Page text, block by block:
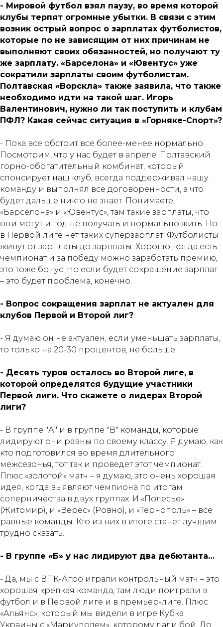
- Мировой футбол взял паузу, во время которой
клубы терпят огромные убытки. В связи с этим
возник острый вопрос о зарплатах футболистов,
которые по не зависящим от них причинам не
выполняют своих обязанностей, но получают ту
же зарплату. «Барселона» и «Ювентус» уже
сократили зарплаты своим футболистам.
Полтавская «Ворскла» также заявила, что также
необходимо идти на такой шаг. Игорь
Валентинович, нужно ли так поступить и клубам
ПФЛ? Какая сейчас ситуация в «Горняке-Спорт»?
- Пока все обстоит все более-менее нормально.
Посмотрим, что у нас будет в апреле. Полтавский
горно-обогатительный комбинат, который
спонсирует наш клуб, всегда поддерживал нашу
команду и выполнял все договоренности, а что
будет дальше никто не знает. Понимаете,
«Барселона» и «Ювентус», там такие зарплаты, что
они могут и год не получать и нормально жить. Но
в Первой лиге нет таких суперзарплат. Футболисты
живут от зарплаты до зарплаты. Хорошо, когда есть
чемпионат и за победу можно заработать премию,
это тоже бонус. Но если будет сокращение зарплат
– это будет проблема, конечно.
- Вопрос сокращения зарплат не актуален для
клубов Первой и Второй лиг?
- Я думаю он не актуален, если уменьшать зарплаты,
то только на 20-30 процентов, не больше.
- Десять туров осталось во Второй лиге, в
которой определятся будущие участники
Первой лиги. Что скажете о лидерах Второй
лиги?
- В группе "А" и в группе "В" команды, которые
лидируют они равны по своему классу. Я думаю, как
кто подготовился во время длительного
межсезонья, тот так и проведет этот чемпионат.
Плюс «золотой» матч – я думаю, это очень хорошая
идея, когда выявляют чемпиона по итогам
соперничества в двух группах. И «Полесье»
(Житомир), и «Верес» (Ровно), и «Тернополь» – все
равные команды. Кто из них в итоге станет лучшим
трудно сказать.
- В группе «Б» у нас лидируют два дебютанта…
- Да, мы с ВПК-Агро играли контрольный матч – это
хорошая крепкая команда, там люди поиграли в
футбол и в Первой лиге и в премьер-лиге. Плюс
«Альянс», который мы видели в игре Кубка
Украины с «Мариуполем», которому дали бой. До